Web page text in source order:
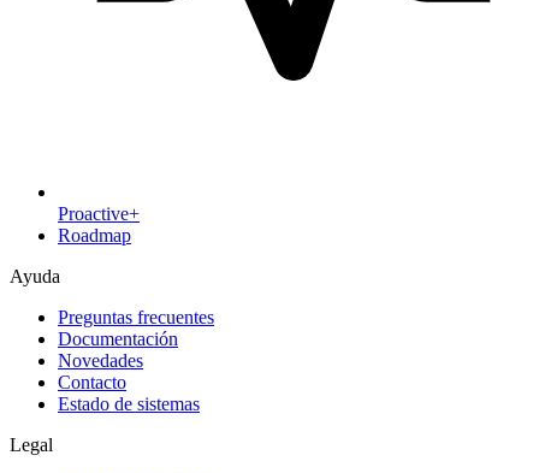
Proactive+
Roadmap
Ayuda
Preguntas frecuentes
Documentación
Novedades
Contacto
Estado de sistemas
Legal